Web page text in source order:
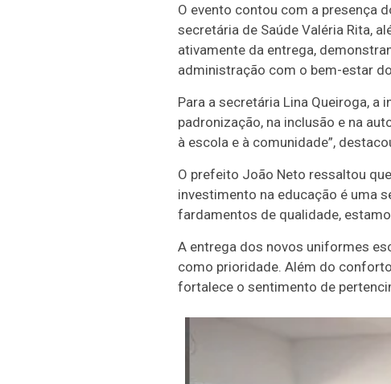
O evento contou com a presença
secretária de Saúde Valéria Rita,
ativamente da entrega,
administração com o bem-estar
Para a secretária Lina Queiroga,
padronização, na inclusão e na
à escola e à comunidade”,
O prefeito João Neto ressaltou
investimento na educação é uma
fardamentos de qualidade,
A entrega dos novos uniformes
como prioridade. Além do
fortalece o sentimento de